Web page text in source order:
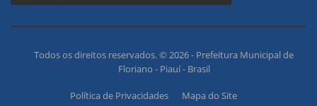
Todos os direitos reservados. © 2026 - Prefeitura Municipal de
Floriano - Piauí - Brasil
Política de Privacidades Mapa do Site